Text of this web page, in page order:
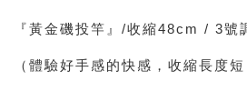
『黃金磯投竿』/收縮48cm / 3號
（體驗好手感的快感，收縮長度